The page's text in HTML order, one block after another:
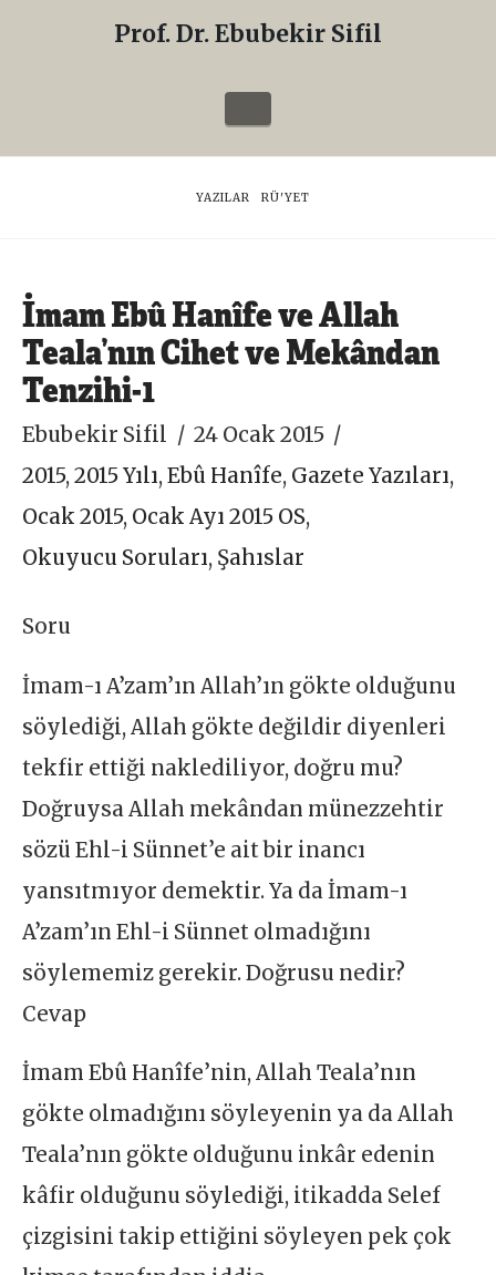
Sifil
Prof. Dr. Ebubekir Sifil
Navigation
HOME
YAZILAR RÜ'YET
İmam Ebû Hanîfe ve Allah
Teala’nın Cihet ve Mekândan
Tenzihi-1
Ebubekir Sifil
24 Ocak 2015
2015,2015 Yılı,Ebû Hanîfe, Gazete Yazıları,
Ocak 2015, Ocak Ayı 2015 OS,
Okuyucu Soruları, Şahıslar
Soru
İmam-ı A’zam’ın Allah’ın gökte olduğunu
söylediği, Allah gökte değildir diyenleri
tekfir ettiği naklediliyor, doğru mu?
Doğruysa Allah mekândan münezzehtir
sözü Ehl-i Sünnet’e ait bir inancı
yansıtmıyor demektir. Ya da İmam-ı
A’zam’ın Ehl-i Sünnet olmadığını
söylememiz gerekir. Doğrusu nedir?
Cevap
İmam Ebû Hanîfe’nin, Allah Teala’nın
gökte olmadığını söyleyenin ya da Allah
Teala’nın gökte olduğunu inkâr edenin
kâfir olduğunu söylediği, itikadda Selef
çizgisini takip ettiğini söyleyen pek çok